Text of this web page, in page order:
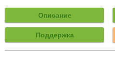
Описание
Поддержка